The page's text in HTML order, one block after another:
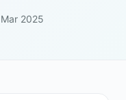
2025